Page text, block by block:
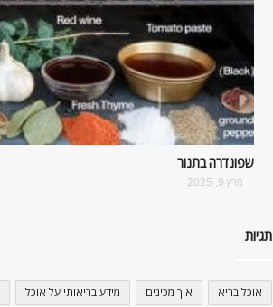
שפונדרה בתנור
מרץ 9, 2025
תגיות
אוכל בריא איך מכינים מידע בריאותי על אוכל